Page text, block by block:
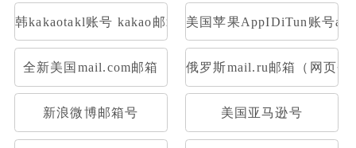
韩kakaotakl账号 kakao邮箱名----duam邮箱名----登录
美国苹果AppIDiTun账号
全新美国mail.com邮箱 俄罗斯mail.ru邮箱（网页登
新浪微博邮箱号 美国亚马逊号